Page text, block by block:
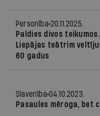
Personība 20.11.2025.
Paldies divos
Liepājas teātrim
60 gadus
Slavenība 04.10.2023.
Pasaules mēroga, bet